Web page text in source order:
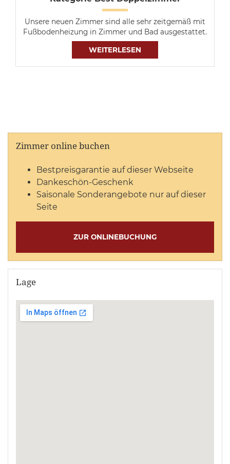
Unsere neuen Zimmer sind alle sehr zeitgemäß mit
Fußbodenheizung in Zimmer und Bad ausgestattet.
WEITERLESEN
Zimmer online buchen
Bestpreisgarantie auf dieser Webseite
Dankeschön-Geschenk
Saisonale Sonderangebote nur auf dieser
Seite
ZUR ONLINEBUCHUNG
Lage